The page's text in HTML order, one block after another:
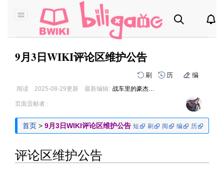
9月3日WIKI评论区维护公告
刷 历 编
阅读 2025-08-29更新 最新编辑: 战车里的豪杰谢尔曼
跳
到
导
跳
到
搜
页面贡献者 :
首页 > 9月3日WIKI评论区维护公告 短 刷 阅 编 历
评论区维护公告